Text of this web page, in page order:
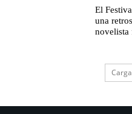
El
una
novelista